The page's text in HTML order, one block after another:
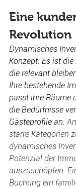
Eine
Revolution
Dynamisches
Konzept. Es ist
die relevant
Ihre bestehende
passt ihre Räume
die Bedürfnisse
Gästeprofile an.
starre Kategorien
dynamisches
Potenzial der
auszuschöpfen.
Buchung ein